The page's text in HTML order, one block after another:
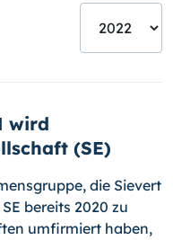
wird
(SE)
die Sievert
bereits 2020 zu
umfirmiert haben,